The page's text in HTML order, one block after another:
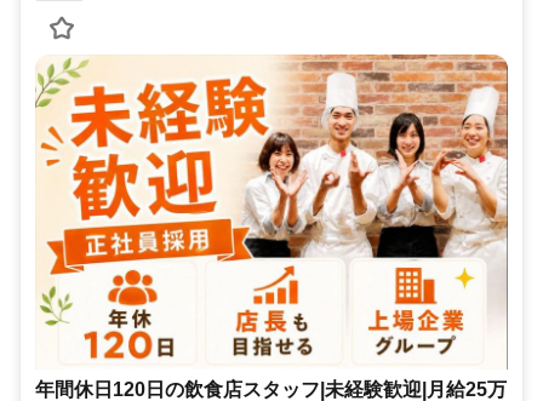
年間休日120日の飲食店スタッフ|未経験歓迎|月給25万